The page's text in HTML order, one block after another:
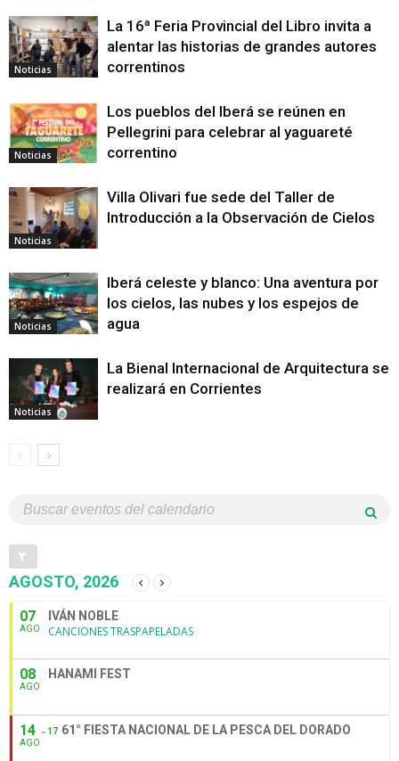
Noticias
La 16ª Feria Provincial del Libro invita a
alentar las historias de grandes autores
correntinos
Noticias
Los pueblos del Iberá se reúnen en
Pellegrini para celebrar al yaguareté
correntino
Noticias
Villa Olivari fue sede del Taller de
Introducción a la Observación de Cielos
Noticias
Iberá celeste y blanco: Una aventura por
los cielos, las nubes y los espejos de
agua
Noticias
La Bienal Internacional de Arquitectura se
realizará en Corrientes
AGOSTO, 2026
07
AGO
IVÁN NOBLE
CANCIONES TRASPAPELADAS
08
AGO
HANAMI FEST
14
AGO
17 61° FIESTA NACIONAL DE LA PESCA DEL DORADO